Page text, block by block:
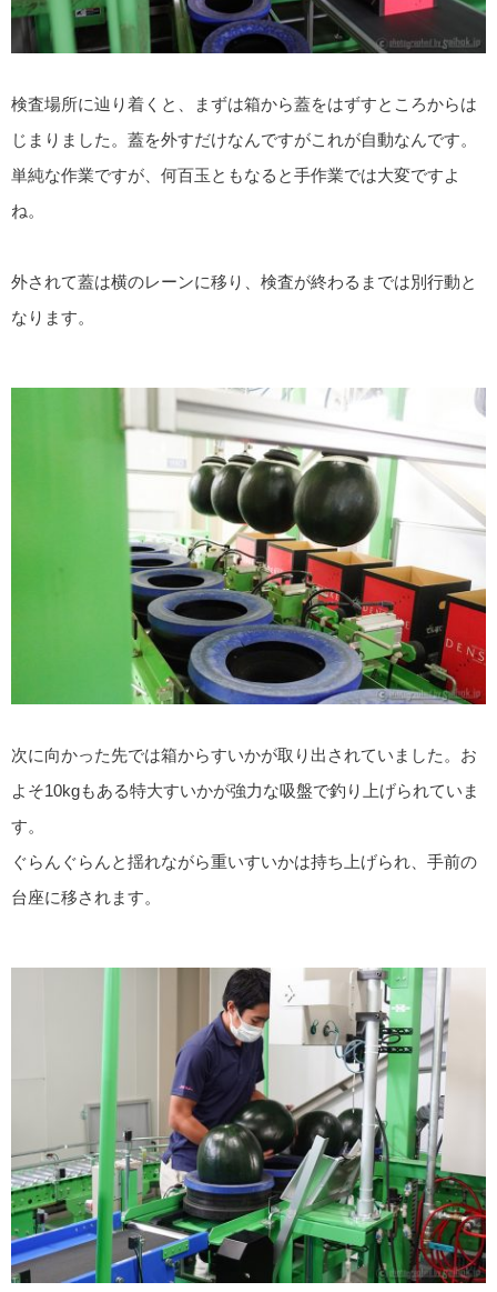
検査場所に辿り着くと、まずは箱から蓋をはずすところからは
じまりました。蓋を外すだけなんですがこれが自動なんです。
単純な作業ですが、何百玉ともなると手作業では大変ですよ
ね。
外されて蓋は横のレーンに移り、検査が終わるまでは別行動と
なります。
次に向かった先では箱からすいかが取り出されていました。お
よそ10kgもある特大すいかが強力な吸盤で釣り上げられていま
す。
ぐらんぐらんと揺れながら重いすいかは持ち上げられ、手前の
台座に移されます。